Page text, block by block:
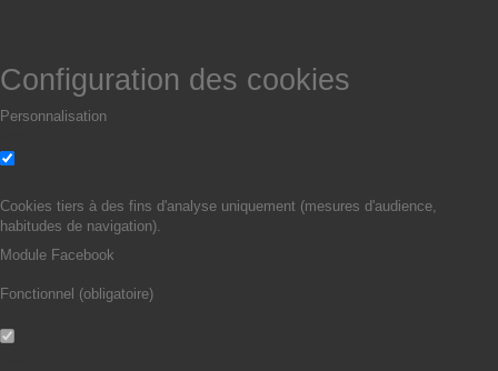
Configuration des cookies
Personnalisation
Cookies tiers à des fins d'analyse uniquement (mesures d'audience,
habitudes de navigation).
Module Facebook
Fonctionnel (obligatoire)